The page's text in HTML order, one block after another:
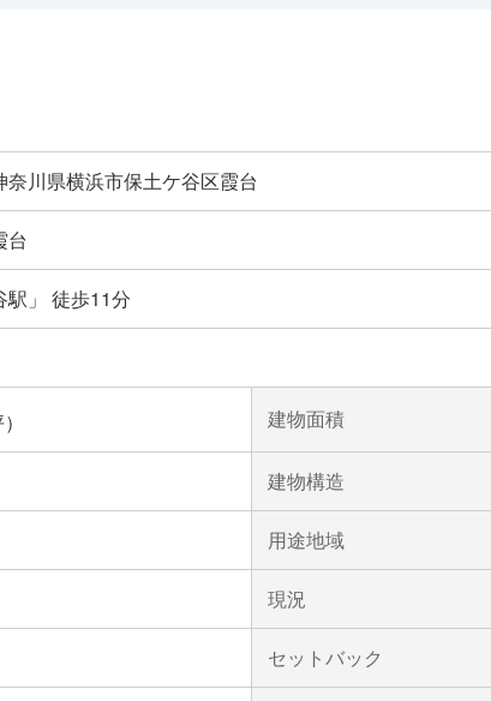
奈川県横浜市保土ケ谷区霞台
台
駅」 徒歩11分
建物面積
建物構造
用途地域
現況
セットバック